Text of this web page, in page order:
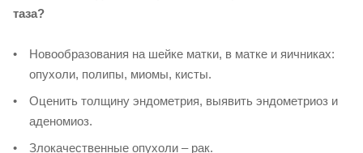
таза?
Новообразования на шейке матки, в матке и яичниках:
опухоли, полипы, миомы, кисты.
Оценить толщину эндометрия, выявить эндометриоз и
аденомиоз.
Злокачественные опухоли – рак.